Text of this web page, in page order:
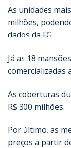
As unidades
milhões,
dados da FG.
Já as 18
comercializadas
As coberturas
R$ 300 milhões.
Por último, as
preços a partir